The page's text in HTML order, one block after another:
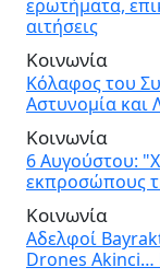
ερωτήματα,
αιτήσεις
Κοινωνία
Κόλαφος του
Αστυνομία και
Κοινωνία
6 Αυγούστου:
εκπροσώπους
Κοινωνία
Αδελφοί
Drones Akinci…